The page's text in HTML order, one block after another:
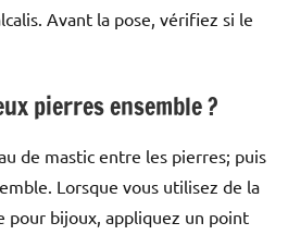
Avant la pose, vérifiez si le
pierres ensemble ?
de mastic entre les pierres; puis
Lorsque vous utilisez de la
pour bijoux, appliquez un point